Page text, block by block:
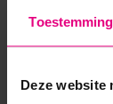
Toestemming
Deze website